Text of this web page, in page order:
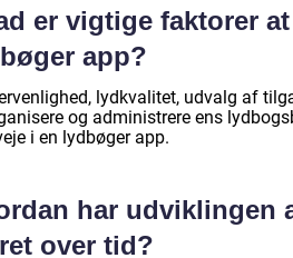
er vigtige faktorer
app?
lydkvalitet, udvalg af
og administrere ens
i en lydbøger app.
har udviklingen
over tid?